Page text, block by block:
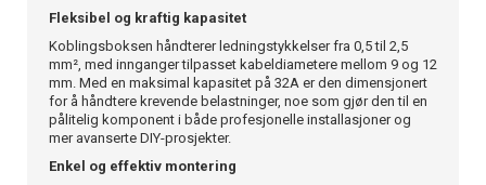
Fleksibel og kraftig kapasitet
Koblingsboksen håndterer ledningstykkelser fra 0,5 til 2,5
mm², med innganger tilpasset kabeldiametere mellom 9 og 12
mm. Med en maksimal kapasitet på 32A er den dimensjonert
for å håndtere krevende belastninger, noe som gjør den til en
pålitelig komponent i både profesjonelle installasjoner og
mer avanserte DIY-prosjekter.
Enkel og effektiv montering